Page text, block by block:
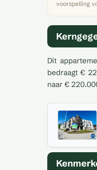
voorspelling
Dit
bedraagt €
naar €